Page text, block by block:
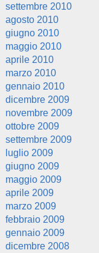
settembre 2010
agosto 2010
giugno 2010
maggio 2010
aprile 2010
marzo 2010
gennaio 2010
dicembre 2009
novembre 2009
ottobre 2009
settembre 2009
luglio 2009
giugno 2009
maggio 2009
aprile 2009
marzo 2009
febbraio 2009
gennaio 2009
dicembre 2008